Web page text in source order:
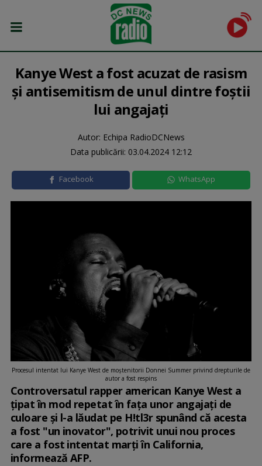
Kanye West a fost acuzat de rasism
şi antisemitism de unul dintre foştii
lui angajaţi
Autor: Echipa RadioDCNews
Data publicării: 03.04.2024 12:12
Facebook WhatsApp
Procesul intentat lui Kanye West de moștenitorii Donnei Summer privind drepturile de
autor a fost respins
Controversatul rapper american Kanye West a
ţipat în mod repetat în faţa unor angajaţi de
culoare şi l-a lăudat pe H!tl3r spunând că acesta
a fost "un inovator", potrivit unui nou proces
care a fost intentat marţi în California,
informează AFP.